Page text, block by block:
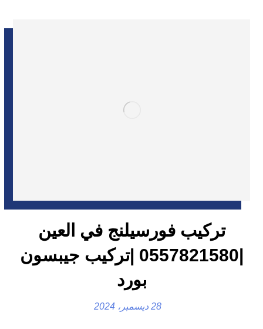
تركيب فورسيلنج في العين
|0557821580 |تركيب جيبسون
بورد
28 ديسمبر، 2024